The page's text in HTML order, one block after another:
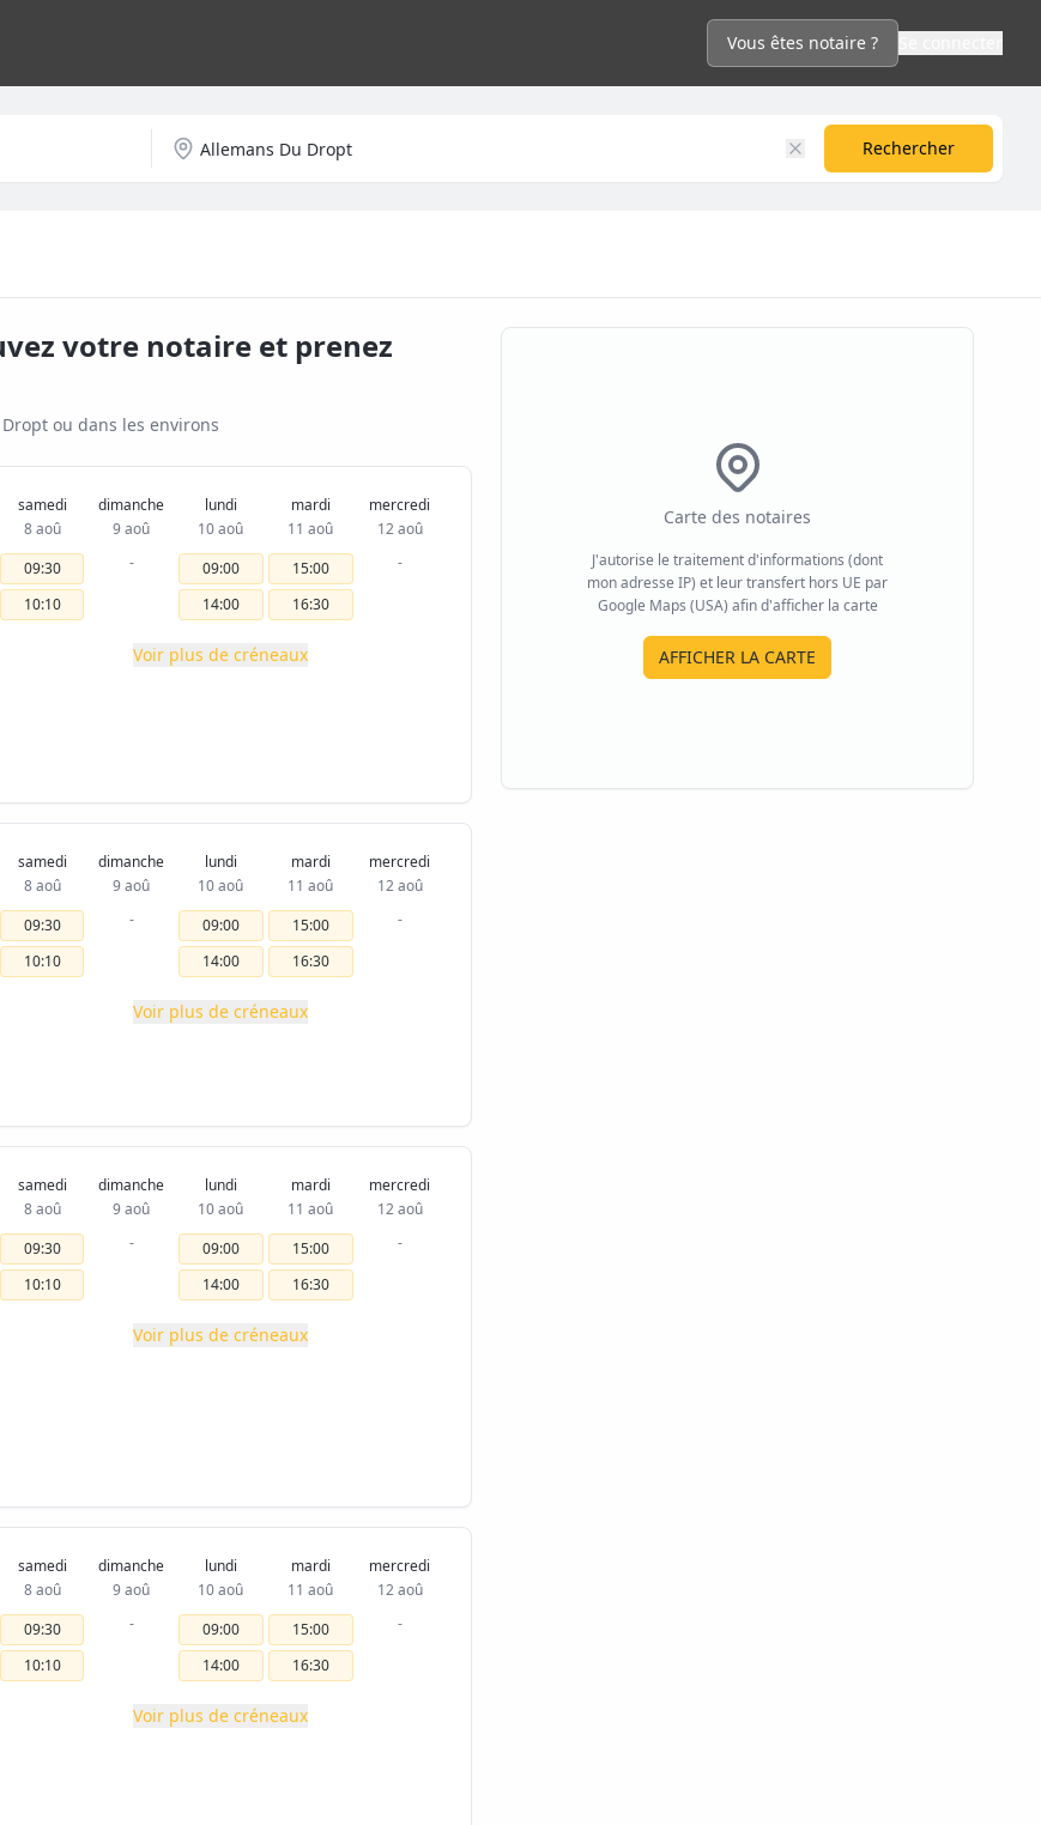
Vous êtes notaire ?
Rechercher
votre notaire et prenez
ou dans les environs
samedi
8 aoû
09:30
10:10
dimanche
9 aoû
-
lundi
10 aoû
09:00
14:00
mardi
11 aoû
15:00
16:30
mercredi
12 aoû
-
Voir plus de créneaux
samedi
8 aoû
09:30
10:10
dimanche
9 aoû
-
lundi
10 aoû
09:00
14:00
mardi
11 aoû
15:00
16:30
mercredi
12 aoû
-
Voir plus de créneaux
samedi
8 aoû
09:30
10:10
dimanche
9 aoû
-
lundi
10 aoû
09:00
14:00
mardi
11 aoû
15:00
16:30
mercredi
12 aoû
-
Voir plus de créneaux
samedi
8 aoû
09:30
10:10
dimanche
9 aoû
-
lundi
10 aoû
09:00
14:00
mardi
11 aoû
15:00
16:30
mercredi
12 aoû
-
Voir plus de créneaux
Carte des notaires
J'autorise le traitement d'informations (dont
mon adresse IP) et leur transfert hors UE par
Google Maps (USA) afin d'afficher la carte
AFFICHER LA CARTE